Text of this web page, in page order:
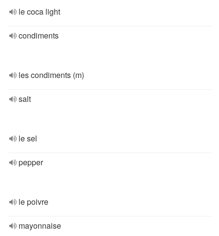
le coca light
condiments
les condiments (m)
salt
le sel
pepper
le poivre
mayonnaise